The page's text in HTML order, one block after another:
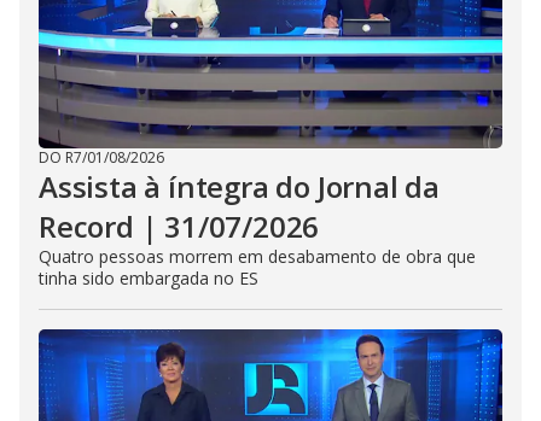
DO R7/01/08/2026
Assista à íntegra do Jornal da
Record | 31/07/2026
Quatro pessoas morrem em desabamento de obra que
tinha sido embargada no ES